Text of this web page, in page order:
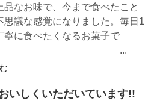
品なお味で、今まで食べたこと
思議な感覚になりました。毎日1
寧に食べたくなるお菓子で
。 ...
いしくいただいています!!